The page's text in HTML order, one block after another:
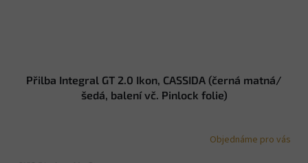
Přilba Integral GT 2.0 Ikon, CASSIDA (černá matná/
šedá, balení vč. Pinlock folie)
Objednáme pro vás